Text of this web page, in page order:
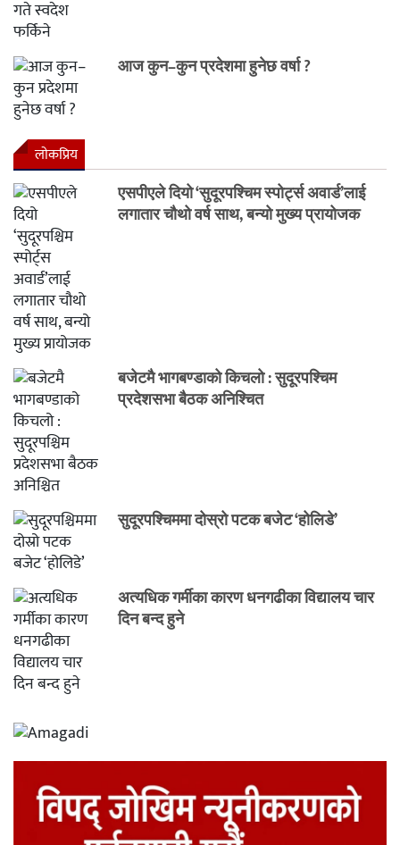
आज कुन–कुन प्रदेशमा हुनेछ वर्षा ?
लाेकप्रिय
एसपीएले दियो ‘सुदूरपश्चिम स्पोर्ट्स अवार्ड’लाई
लगातार चौथो वर्ष साथ, बन्यो मुख्य प्रायोजक
बजेटमै भागबण्डाको किचलो : सुदूरपश्चिम
प्रदेशसभा बैठक अनिश्चित
सुदूरपश्चिममा दोस्रो पटक बजेट ‘होलिडे’
अत्यधिक गर्मीका कारण धनगढीका विद्यालय चार
दिन बन्द हुने